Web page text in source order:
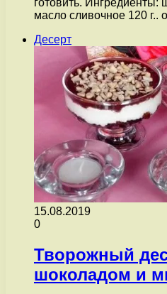
готовить. Ингредиенты:
масло сливочное 120 г..
Десерт
15.08.2019
0
Творожный
шоколадом и